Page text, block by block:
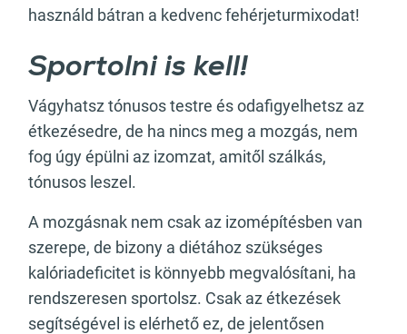
használd bátran a kedvenc fehérjeturmixodat!
Sportolni is kell!
Vágyhatsz tónusos testre és odafigyelhetsz az
étkezésedre, de ha nincs meg a mozgás, nem
fog úgy épülni az izomzat, amitől szálkás,
tónusos leszel.
A mozgásnak nem csak az izomépítésben van
szerepe, de bizony a diétához szükséges
kalóriadeficitet is könnyebb megvalósítani, ha
rendszeresen sportolsz. Csak az étkezések
segítségével is elérhető ez, de jelentősen